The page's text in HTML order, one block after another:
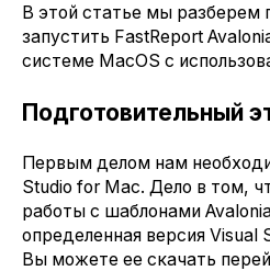
В этой статье мы разберем
запустить FastReport
системе MacOS с
Подготовительный
Первым делом нам
Studio for Mac. Дело в том,
работы с шаблонами
определенная версия Visual
Вы можете ее скачать